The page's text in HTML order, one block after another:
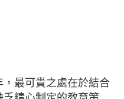
最可貴之處在於結合